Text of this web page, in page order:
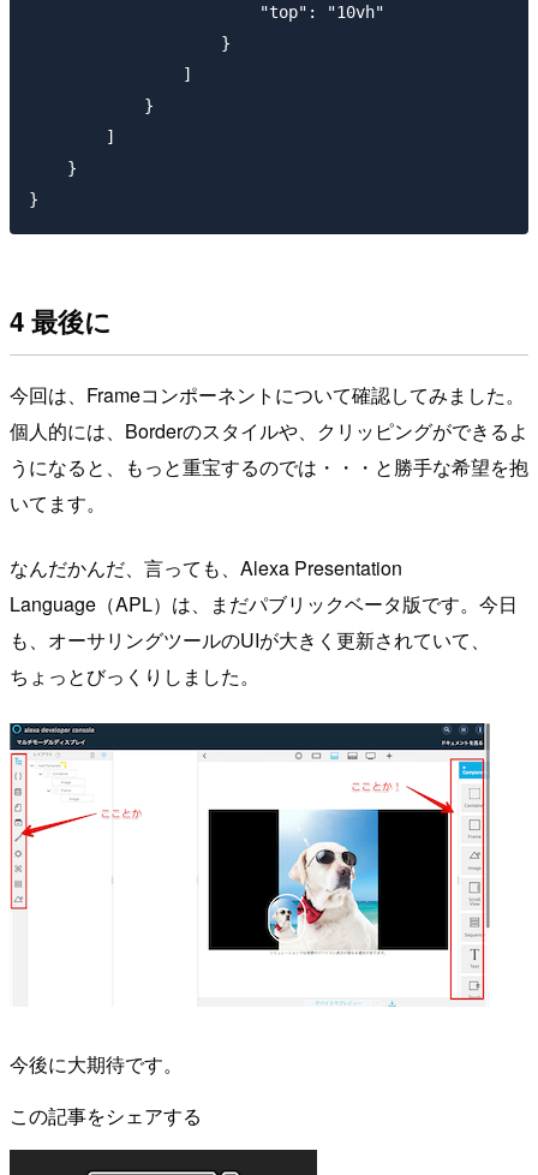
                        "top": "10vh"
                    }
                ]
            }
        ]
    }
4 最後に
今回は、Frameコンポーネントについて確認してみました。
個人的には、Borderのスタイルや、クリッピングができるよ
うになると、もっと重宝するのでは・・・と勝手な希望を抱
いてます。
なんだかんだ、言っても、Alexa Presentation
Language（APL）は、まだパブリックベータ版です。今日
も、オーサリングツールのUIが大きく更新されていて、
ちょっとびっくりしました。
今後に大期待です。
この記事をシェアする